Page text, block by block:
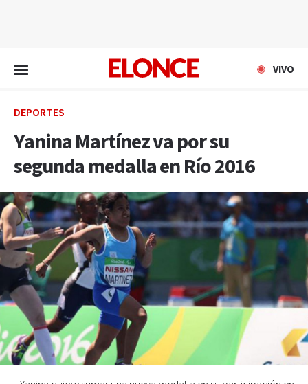
VIVO
DEPORTES
Yanina Martínez va por su
segunda medalla en Río 2016